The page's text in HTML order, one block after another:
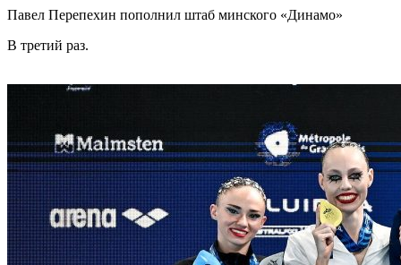
Павел Перепехин пополнил штаб минского «Динамо»
В третий раз.